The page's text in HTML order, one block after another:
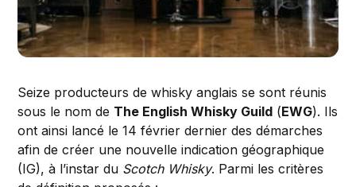
Seize producteurs de whisky anglais se sont réunis
sous le nom de The English Whisky Guild (EWG). Ils
ont ainsi lancé le 14 février dernier des démarches
afin de créer une nouvelle indication géographique
(IG), à l’instar du Scotch Whisky. Parmi les critères